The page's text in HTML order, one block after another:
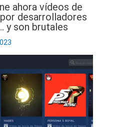
ahora vídeos de
desarrolladores
y son brutales